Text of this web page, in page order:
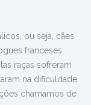
ou seja, cães
franceses,
raças sofreram
na dificuldade
chamamos de